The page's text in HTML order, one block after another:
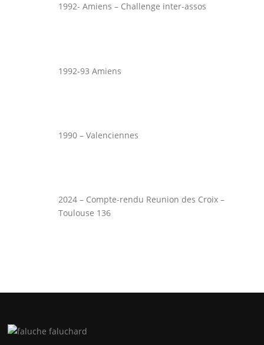
1992- Amiens – Challenge inter-assos
1992-93 Amiens
1990 – Valenciennes
2024 – Compte-rendu Reunion des Croix –
Toulouse 136